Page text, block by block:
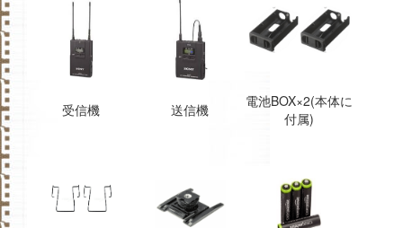
受信機 送信機
電池BOX×2(本体に
付属)